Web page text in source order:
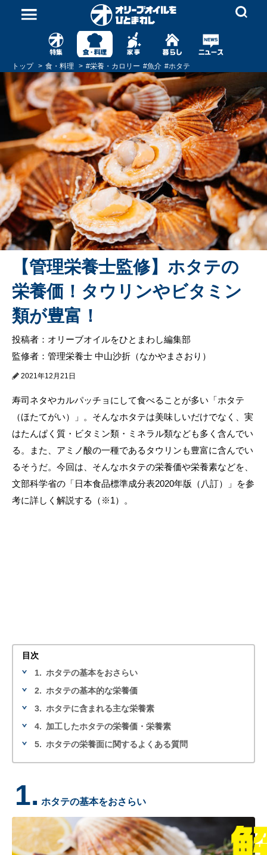
トップ 食・料理 #栄養・カロリー #魚介 #ホタテ
【管理栄養士監修】ホタテの
栄養価！タウリンやビタミン
類が豊富！
投稿者：オリーブオイルをひとまわし編集部
監修者：管理栄養士 中山沙折（なかやまさおり）
2021年12月21日
寿司ネタやカルパッチョにして食べることが多い「ホタテ
（ほたてがい）」。そんなホタテは美味しいだけでなく、実
はたんぱく質・ビタミン類・ミネラル類なども多く含んでい
る。また、アミノ酸の一種であるタウリンも豊富に含んでい
るそうだ。今回は、そんなホタテの栄養価や栄養素などを、
文部科学省の「日本食品標準成分表2020年版（八訂）」を参
考に詳しく解説する（※1）。
目次
1. ホタテの基本をおさらい
2. ホタテの基本的な栄養価
3. ホタテに含まれる主な栄養素
4. 加工したホタテの栄養価・栄養素
5. ホタテの栄養面に関するよくある質問
1. ホタテの基本をおさらい